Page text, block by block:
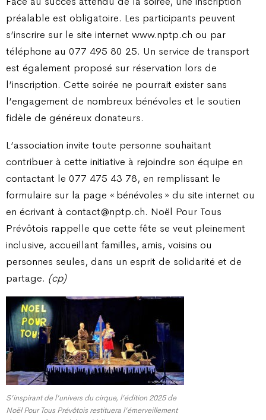
préalable est obligatoire. Les participants peuvent
s’inscrire sur le site internet www.nptp.ch ou par
téléphone au 077 495 80 25. Un service de transport
est également proposé sur réservation lors de
l’inscription. Cette soirée ne pourrait exister sans
l’engagement de nombreux bénévoles et le soutien
fidèle de généreux donateurs.
L’association invite toute personne souhaitant
contribuer à cette initiative à rejoindre son équipe en
contactant le 077 475 43 78, en remplissant le
formulaire sur la page « bénévoles » du site internet ou
en écrivant à contact@nptp.ch. Noël Pour Tous
Prévôtois rappelle que cette fête se veut pleinement
inclusive, accueillant familles, amis, voisins ou
personnes seules, dans un esprit de solidarité et de
partage. (cp)
S’inspirant de l’univers du cirque, l’édition 2025 de
Noël Pour Tous Prévôtois restituera l’émerveillement